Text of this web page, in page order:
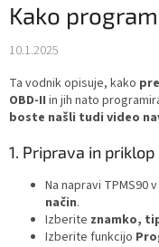
Kako
10.1.2025
Ta vodnik opisuje, kako
OBD-II in jih nato
boste našli tudi video
1. Priprava in
Na napravi TPMS90
način.
Izberite znamko,
Izberite funkcijo